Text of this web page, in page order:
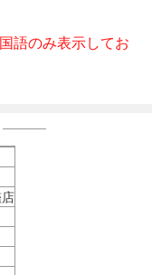
語のみ表示してお